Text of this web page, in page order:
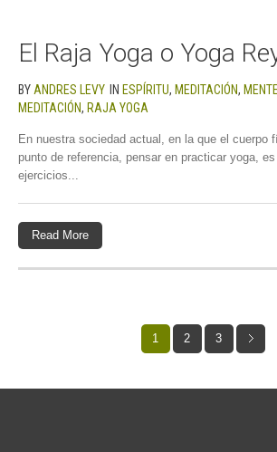
El Raja Yoga o Yoga
BY ANDRES LEVY IN ESPÍRITU, MEDITACIÓN, MENTE
MEDITACIÓN, RAJA YOGA
En nuestra sociedad actual, en la que el cuerpo
punto de referencia, pensar en practicar yoga,
ejercicios...
Read More
1 2 3